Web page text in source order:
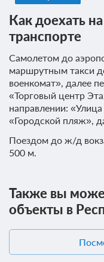
5 фото
Одноместный
Ванная комната
Как доехать
транспорте
Самолетом до
маршрутным такси
военкомат», далее
«Торговый центр
направлении:
«Городской пляж»,
Поездом до ж/д
500 м.
Также вы
объекты в